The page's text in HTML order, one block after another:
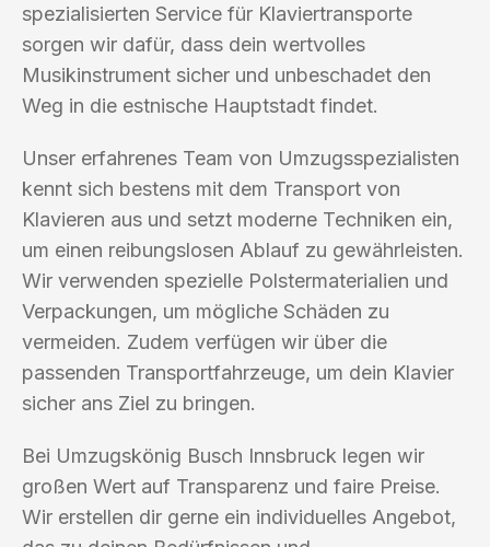
spezialisierten Service für Klaviertransporte
sorgen wir dafür, dass dein wertvolles
Musikinstrument sicher und unbeschadet den
Weg in die estnische Hauptstadt findet.
Unser erfahrenes Team von Umzugsspezialisten
kennt sich bestens mit dem Transport von
Klavieren aus und setzt moderne Techniken ein,
um einen reibungslosen Ablauf zu gewährleisten.
Wir verwenden spezielle Polstermaterialien und
Verpackungen, um mögliche Schäden zu
vermeiden. Zudem verfügen wir über die
passenden Transportfahrzeuge, um dein Klavier
sicher ans Ziel zu bringen.
Bei Umzugskönig Busch Innsbruck legen wir
großen Wert auf Transparenz und faire Preise.
Wir erstellen dir gerne ein individuelles Angebot,